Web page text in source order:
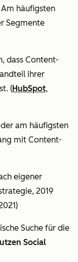
Am häufigsten
Segmente
dass Content-
ihrer
(HubSpot,
am häufigsten
mit Content-
eigener
2019
Suche für die
Social